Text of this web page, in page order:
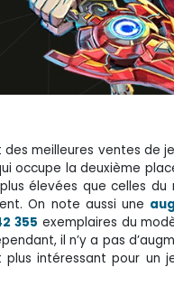
meilleures ventes de
occupe la deuxième
élevées que celles du
On note aussi une
355 exemplaires du
il n’y a pas
plus intéressant pour un